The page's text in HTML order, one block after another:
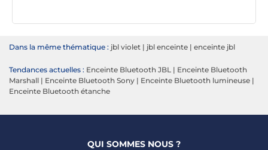
Dans la même thématique : jbl violet | jbl enceinte | enceinte jbl
Tendances actuelles : Enceinte Bluetooth JBL | Enceinte Bluetooth
Marshall | Enceinte Bluetooth Sony | Enceinte Bluetooth lumineuse |
Enceinte Bluetooth étanche
QUI SOMMES NOUS ?